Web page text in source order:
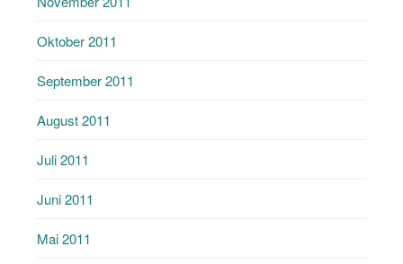
Oktober 2011
September 2011
August 2011
Juli 2011
Juni 2011
Mai 2011